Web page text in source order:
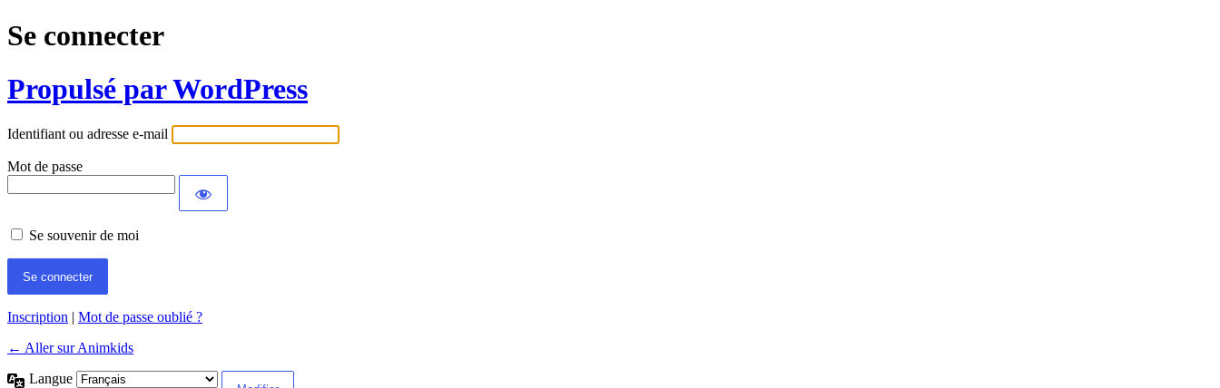
Se connecter
Propulsé par WordPress
Identifiant ou adresse e-mail
Mot de passe
Se souvenir de moi
Inscription | Mot de passe oublié ?
← Aller sur Animkids
Langue